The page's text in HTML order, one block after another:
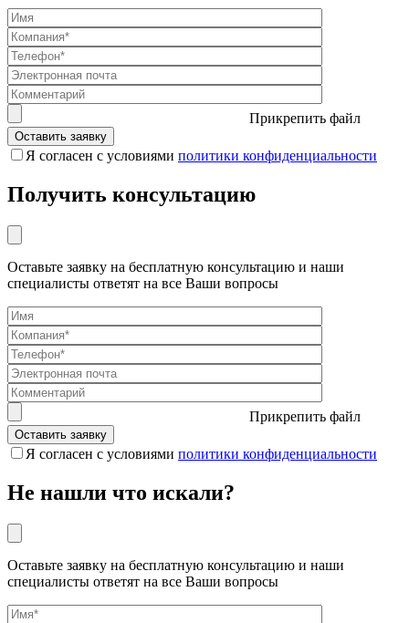
Прикрепить файл
Я согласен с условиями политики конфиденциальности
Получить консультацию
Оставьте заявку на бесплатную консультацию и наши
специалисты ответят на все Ваши вопросы
Прикрепить файл
Я согласен с условиями политики конфиденциальности
Не нашли что искали?
Оставьте заявку на бесплатную консультацию и наши
специалисты ответят на все Ваши вопросы